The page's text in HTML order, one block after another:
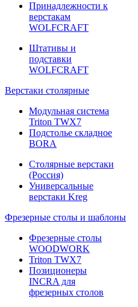
Принадлежности к
верстакам
WOLFCRAFT
Штативы и
подставки
WOLFCRAFT
Верстаки столярные
Модульная система
Triton TWX7
Подстолье складное
BORA
Столярные верстаки
(Россия)
Универсальные
верстаки Kreg
Фрезерные столы и шаблоны
Фрезерные столы
WOODWORK
Triton TWX7
Позиционеры
INCRA для
фрезерных столов